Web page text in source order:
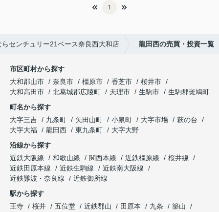
1
センチュリー21ベース奈良西大和店 龍田西の売買・投資一覧
市区町村から探す
大和郡山市
奈良市 橿原市 香芝市
桜井市
大和高田市
北葛城郡広陵町 天理市 生駒市
生駒郡斑鳩町
町名から探す
大字三吉
九条町 矢田山町 小泉町 大字市場
萩の台
大字大福
龍田西 東九条町
大字大野
沿線から探す
近鉄大阪線
和歌山線 関西本線 近鉄橿原線
桜井線
近鉄田原本線
近鉄生駒線
近鉄南大阪線
近鉄難波・奈良線
近鉄御所線
駅から探す
王寺
桜井 五位堂 近鉄郡山 田原本 九条
築山